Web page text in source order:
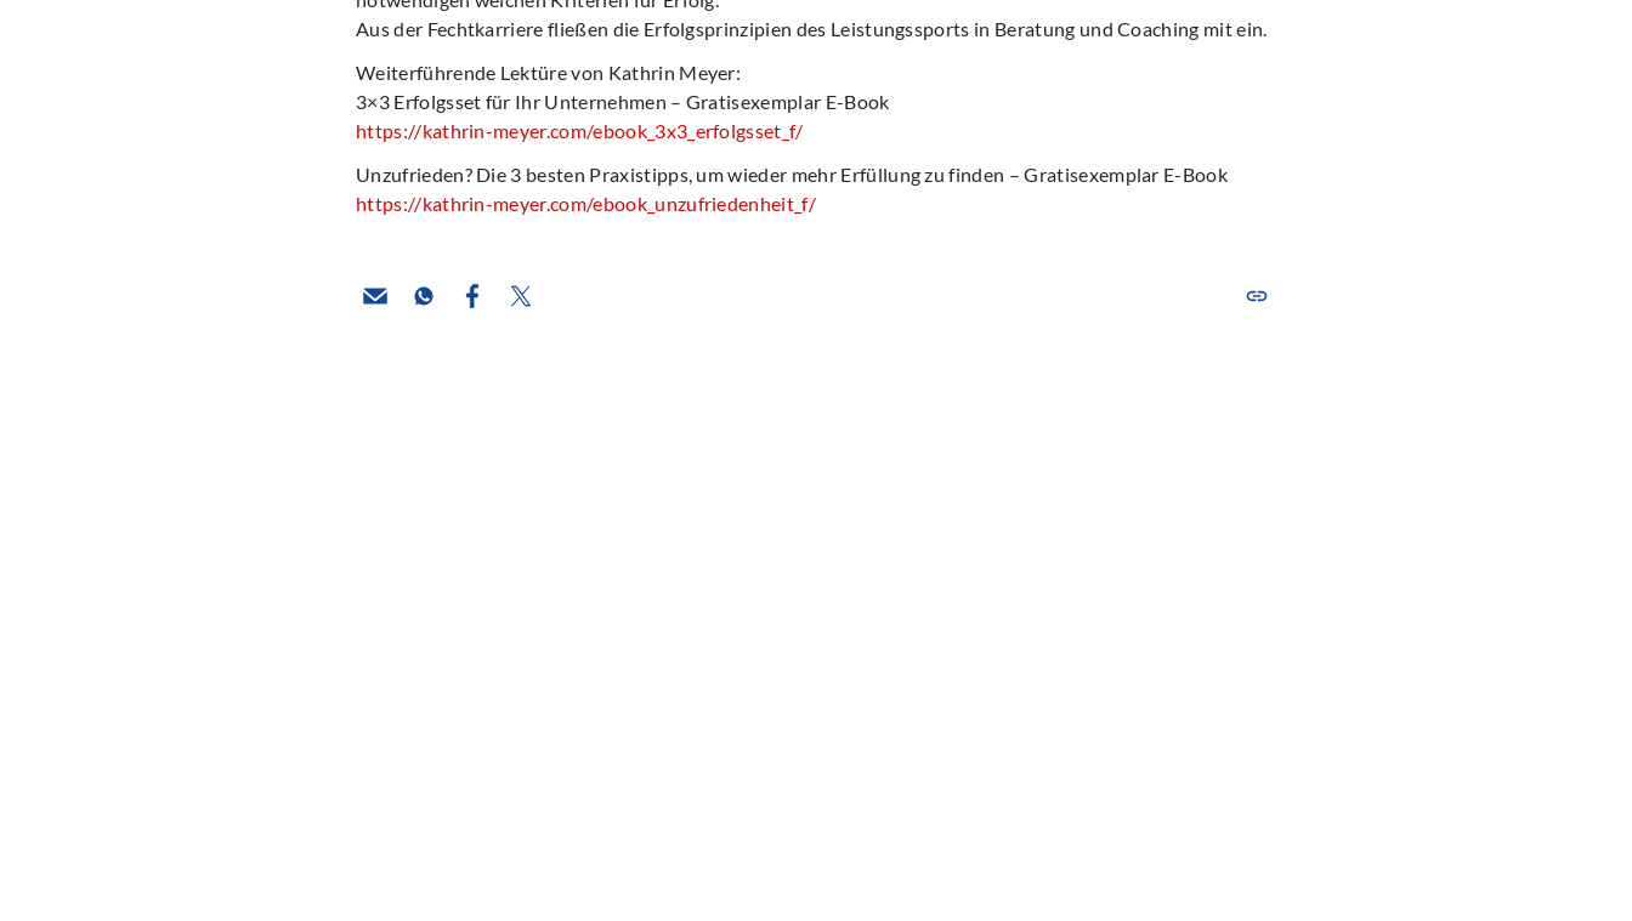
Aus der Fechtkarriere fließen die Erfolgsprinzipien des Leistungssports in Beratung und Coaching mit ein.
Weiterführende Lektüre von Kathrin Meyer:
3×3 Erfolgsset für Ihr Unternehmen – Gratisexemplar E-Book
https://kathrin-meyer.com/ebook_3x3_erfolgsset_f/
Unzufrieden? Die 3 besten Praxistipps, um wieder mehr Erfüllung zu finden – Gratisexemplar E-Book
https://kathrin-meyer.com/ebook_unzufriedenheit_f/